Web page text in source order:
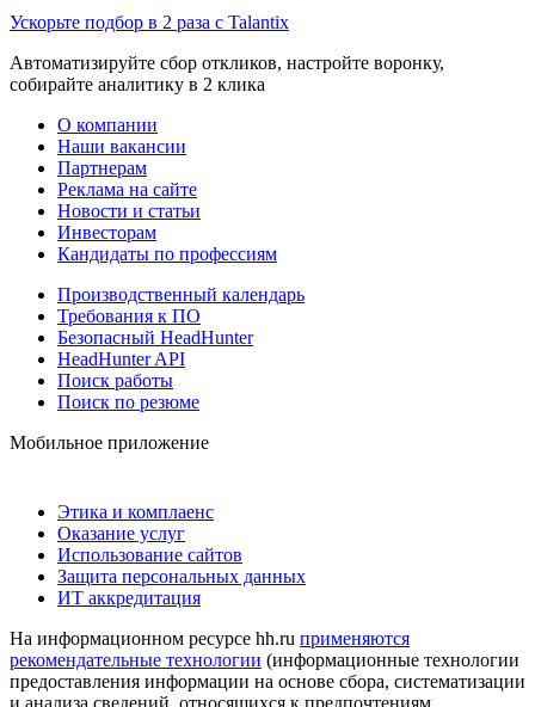
Ускорьте подбор в 2 раза с Talantix
Автоматизируйте сбор откликов, настройте воронку,
собирайте аналитику в 2 клика
О компании
Наши вакансии
Партнерам
Реклама на сайте
Новости и статьи
Инвесторам
Кандидаты по профессиям
Производственный календарь
Требования к ПО
Безопасный HeadHunter
HeadHunter API
Поиск работы
Поиск по резюме
Мобильное приложение
Этика и комплаенс
Оказание услуг
Использование сайтов
Защита персональных данных
ИТ аккредитация
На информационном ресурсе hh.ru применяются
рекомендательные технологии (информационные технологии
предоставления информации на основе сбора, систематизации
и анализа сведений, относящихся к предпочтениям